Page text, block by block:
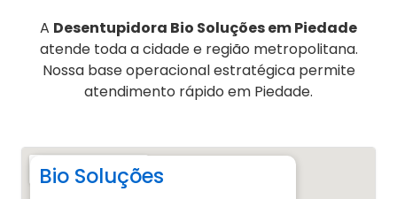
A Desentupidora Bio Soluções em Piedade
atende toda a cidade e região metropolitana.
Nossa base operacional estratégica permite
atendimento rápido em Piedade.
Bio Soluções